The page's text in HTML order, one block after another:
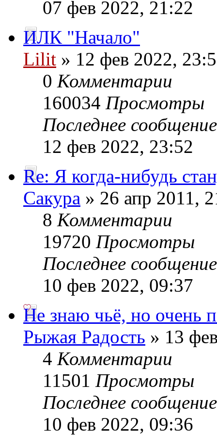
07 фев 2022, 21:22
ИЛК "Начало"
Lilit » 12 фев 2022,
0 Комментарии
160034 Просмотры
Последнее
12 фев 2022, 23:52
Re: Я когда-нибудь
Сакура » 26 апр 2011,
8 Комментарии
19720 Просмотры
Последнее
10 фев 2022, 09:37
Не знаю чьё, но очень
Рыжая Радость » 13
4 Комментарии
11501 Просмотры
Последнее
10 фев 2022, 09:36